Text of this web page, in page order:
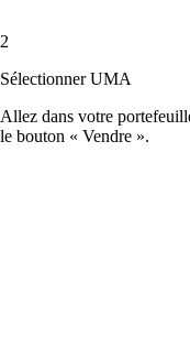
2
Sélectionner UMA
Allez dans votre
le bouton « Vendre ».